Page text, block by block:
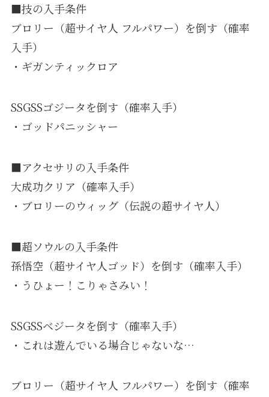
■技の入手条件
ブロリー（超サイヤ人 フルパワー）を倒す（確率
入手）
・ギガンティックロア
SSGSSゴジータを倒す（確率入手）
・ゴッドパニッシャー
■アクセサリの入手条件
大成功クリア（確率入手）
・ブロリーのウィッグ（伝説の超サイヤ人）
■超ソウルの入手条件
孫悟空（超サイヤ人ゴッド）を倒す（確率入手）
・うひょー！こりゃさみい！
SSGSSベジータを倒す（確率入手）
・これは遊んでいる場合じゃないな…
ブロリー（超サイヤ人 フルパワー）を倒す（確率